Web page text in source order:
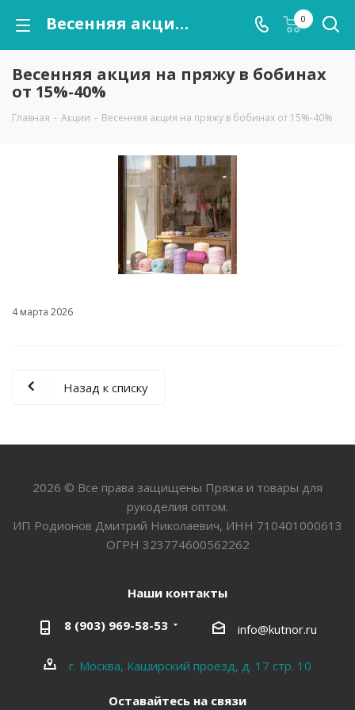
Весенняя акция на пряжу в бобинах от 15%-40% 0
Весенняя акция на пряжу в бобинах
от 15%-40%
Главная - Акции - Весенняя акция на пряжу в бобинах от 15%-40%
4 марта 2026
Назад к списку
2026 © Все права защищены Пряжа и товары для
рукоделия оптом.
ИП Родионов Дмитрий Николаевич, ИНН 710401000613
ОГРН 323774600562262
Наши контакты
8 (903) 969-58-53 info@kutnor.ru
г. Москва, Каширский проезд, д. 17 стр. 10
Оставайтесь на связи